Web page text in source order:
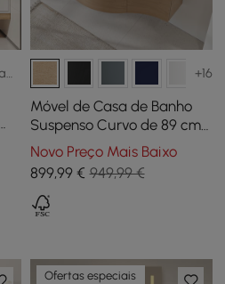
1 Concluir | 2 Orientação | 2 Tamanho +16
Móvel de Casa de Banho
Suspenso Curvo de 89 cm
com Lavatório e
Arrumação
Novo Preço Mais Baixo
899,99€ 949,99 €
Ofertas especiais